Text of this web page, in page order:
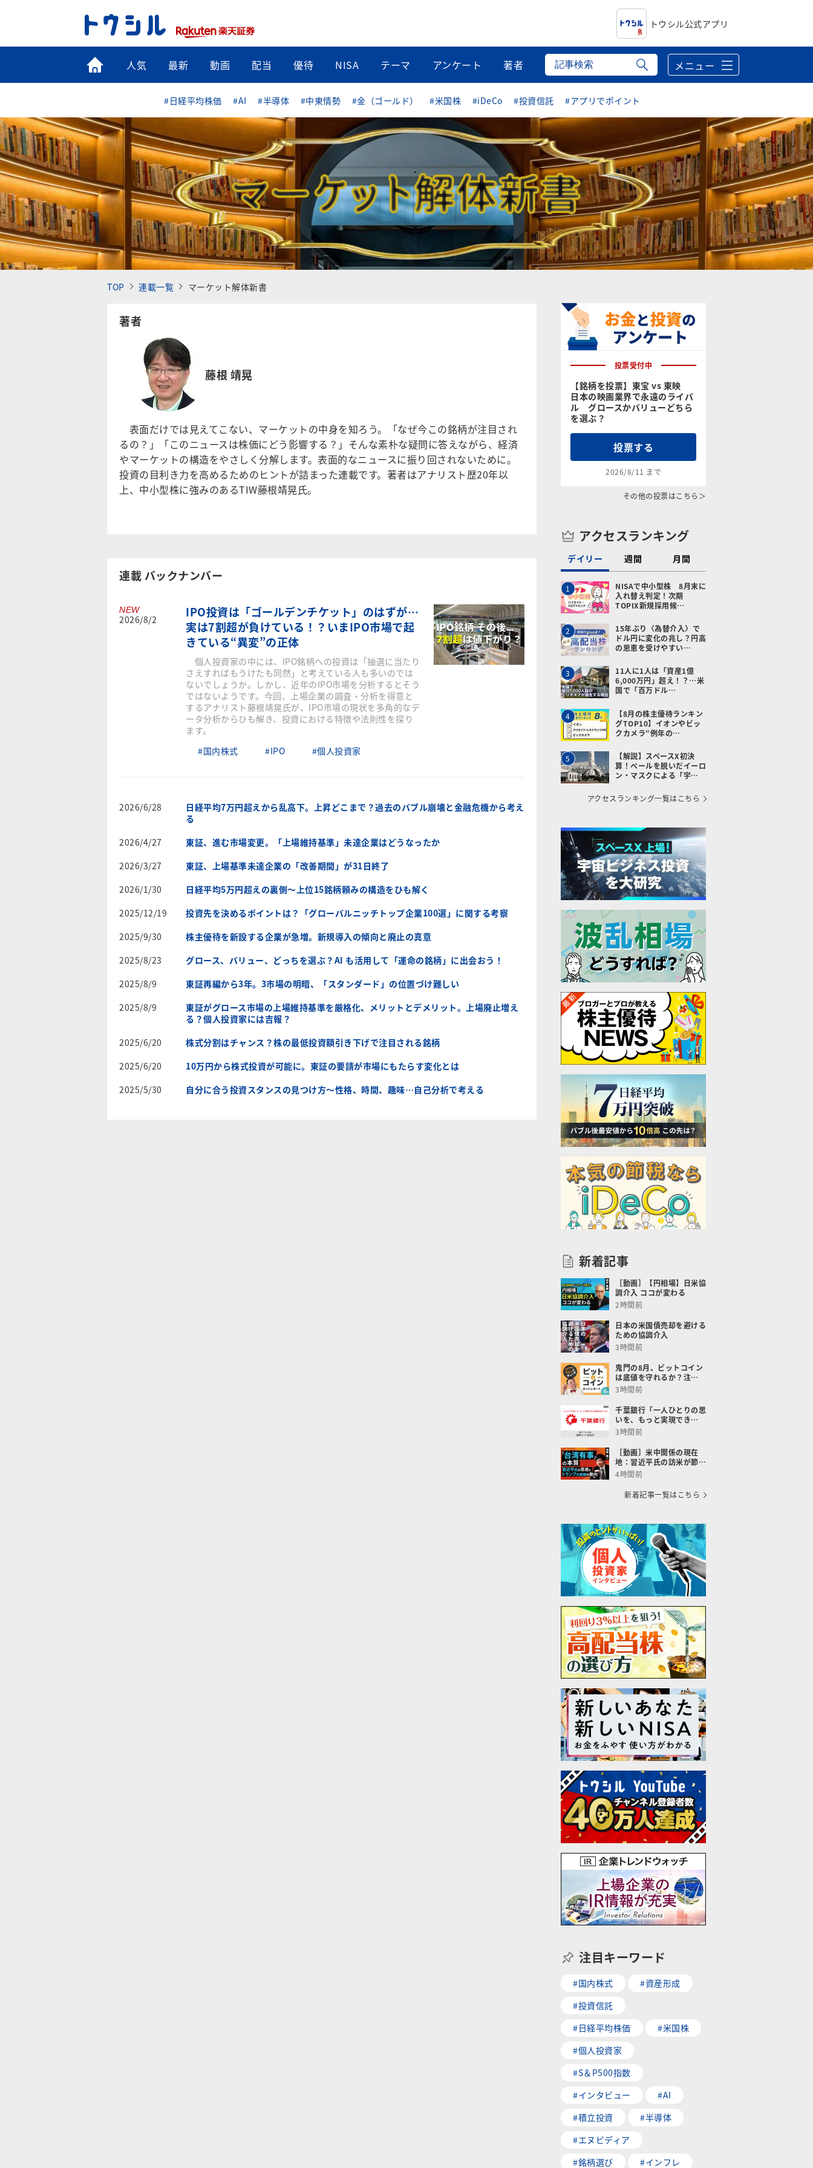
トウシル公式アプリ
トップ
人気 最新 動画 配当 優待 NISA テーマ アンケート 著者 メニュー
#日経平均株価 #AI #半導体 #中東情勢 #金（ゴールド） #米国株 #iDeCo #投資信託 #アプリでポイント
TOP 連載一覧 マーケット解体新書
著者
藤根 靖晃
表面だけでは見えてこない、マーケットの中身を知ろう。「なぜ今この銘柄が注目され
るの？」「このニュースは株価にどう影響する？」そんな素朴な疑問に答えながら、経済
やマーケットの構造をやさしく分解します。表面的なニュースに振り回されないために。
投資の目利き力を高めるためのヒントが詰まった連載です。著者はアナリスト歴20年以
上、中小型株に強みのあるTIW藤根靖晃氏。
連載 バックナンバー
NEW
2026/8/2
IPO投資は「ゴールデンチケット」のはずが…
実は7割超が負けている！？いまIPO市場で起
きている“異変”の正体
個人投資家の中には、IPO銘柄への投資は「抽選に当たり
さえすればもうけたも同然」と考えている人も多いのでは
ないでしょうか。しかし、近年のIPO市場を分析するとそう
ではないようです。今回、上場企業の調査・分析を得意と
するアナリスト藤根靖晃氏が、IPO市場の現状を多角的なデ
ータ分析からひも解き、投資における特徴や法則性を探り
ます。
#国内株式
#IPO #個人投資家
2026/6/28
日経平均7万円超えから乱高下。上昇どこまで？過去のバブル崩壊と金融危機から考え
る
2026/4/27
東証、進む市場変更。「上場維持基準」未達企業はどうなったか
2026/3/27
東証、上場基準未達企業の「改善期間」が31日終了
2026/1/30
日経平均5万円超えの裏側～上位15銘柄頼みの構造をひも解く
2025/12/19
投資先を決めるポイントは？「グローバルニッチトップ企業100選」に関する考察
2025/9/30
株主優待を新設する企業が急増。新規導入の傾向と廃止の真意
2025/8/23
グロース、バリュー、どっちを選ぶ？AI も活用して「運命の銘柄」に出会おう！
2025/8/9
東証再編から3年。3市場の明暗、「スタンダード」の位置づけ難しい
2025/8/9
東証がグロース市場の上場維持基準を厳格化、メリットとデメリット。上場廃止増え
る？個人投資家には吉報？
2025/6/20
株式分割はチャンス？株の最低投資額引き下げで注目される銘柄
2025/6/20
10万円から株式投資が可能に。東証の要請が市場にもたらす変化とは
2025/5/30
自分に合う投資スタンスの見つけ方～性格、時間、趣味…自己分析で考える
投票受付中
【銘柄を投票】東宝 vs 東映
日本の映画業界で永遠のライバ
ル グロースかバリューどちら
を選ぶ？
投票する
2026/8/11 まで
その他の投票はこちら＞
アクセスランキング
デイリー 週間 月間
1
NISAで中小型株 8月末に
入れ替え判定！次期
TOPIX新規採用候…
2
15年ぶり〈為替介入〉で
ドル円に変化の兆し？円高
の恩恵を受けやすい…
3
11人に1人は「資産1億
6,000万円」超え！？…米
国で「百万ドル…
4
【8月の株主優待ランキン
グTOP10】イオンやビッ
クカメラ“例年の…
5
【解説】スペースX初決
算！ベールを脱いだイーロ
ン・マスクによる「宇…
アクセスランキング一覧はこちら
新着記事
［動画］【円相場】日米協
調介入 ココが変わる
2時間前
日本の米国債売却を避ける
ための協調介入
3時間前
鬼門の8月、ビットコイン
は底値を守れるか？注…
3時間前
千葉銀行「一人ひとりの思
いを、もっと実現でき…
3時間前
［動画］米中関係の現在
地：習近平氏の訪米が節…
4時間前
新着記事一覧はこちら
注目キーワード
#国内株式
#資産形成
#投資信託
#日経平均株価
#米国株
#個人投資家
#S＆P500指数
#インタビュー
#AI
#積立投資
#半導体
#エヌビディア
#銘柄選び
#インフレ